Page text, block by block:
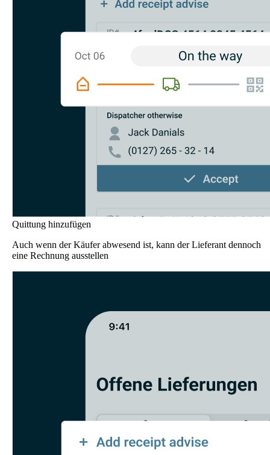
Quittung hinzufügen
Auch wenn der Käufer abwesend ist, kann der Lieferant dennoch
eine Rechnung ausstellen